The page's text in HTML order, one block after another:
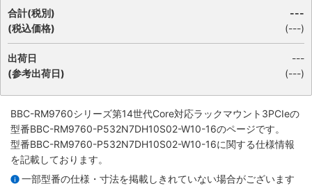
合計(税別)
(税込価格)
---
(---)
出荷日
(参考出荷日)
---
(---)
BBC-RM9760シリーズ第14世代Core対応ラックマウント3PCIeの
型番BBC-RM9760-P532N7DH10S02-W10-16のページです。
型番BBC-RM9760-P532N7DH10S02-W10-16に関する仕様情報
を記載しております。
一部型番の仕様・寸法を掲載しきれていない場合がございます